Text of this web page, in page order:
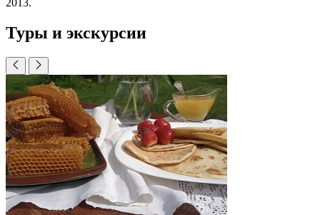
Туры и экскурсии